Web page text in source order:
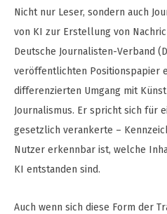
Nicht nur Leser, sondern auch
von KI zur Erstellung von
Deutsche Journalisten-Verband
veröffentlichten Positionspapier
differenzierten Umgang mit
Journalismus. Er spricht sich für
gesetzlich verankerte –
Nutzer erkennbar ist, welche
KI entstanden sind.
Auch wenn sich diese Form der